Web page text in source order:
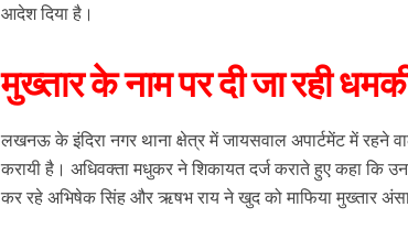
आदेश दिया है।
मुख्तार के नाम पर दी जा रही
लखनऊ के इंदिरा नगर थाना क्षेत्र में जायसवाल अपार्टमेंट में रहने
करायी है। अधिवक्ता मधुकर ने शिकायत दर्ज कराते हुए कहा कि
कर रहे अभिषेक सिंह और ऋषभ राय ने खुद को माफिया मुख्तार